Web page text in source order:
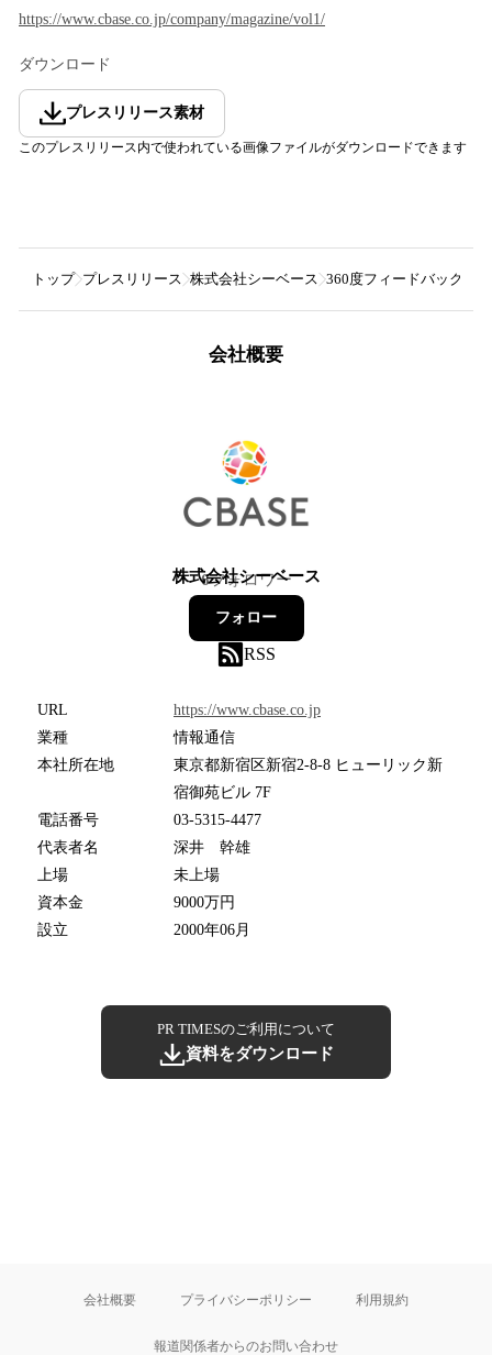
https://www.cbase.co.jp/company/magazine/vol1/
ダウンロード
プレスリリース素材
このプレスリリース内で使われている画像ファイルがダウンロードできます
トップ プレスリリース 株式会社シーベース 360度フィードバックの
会社概要
株式会社シーベース
6フォロワー
フォロー
RSS
URL
https://www.cbase.co.jp
業種
情報通信
本社所在地
東京都新宿区新宿2-8-8 ヒューリック新
宿御苑ビル 7F
電話番号
03-5315-4477
代表者名
深井 幹雄
上場
未上場
資本金
9000万円
設立
2000年06月
PR TIMESのご利用について
資料をダウンロード
会社概要 プライバシーポリシー 利用規約
報道関係者からのお問い合わせ